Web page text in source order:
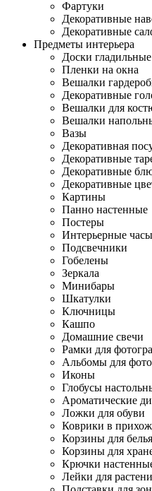
Фартуки
Декоративные
Декоративные
Предметы интерьера
Доски гладильные
Пленки на окна
Вешалки
Декоративные
Вешалки для
Вешалки
Вазы
Декоративная
Декоративные
Декоративные
Декоративные
Картины
Панно настенные
Постеры
Интерьерные часы
Подсвечники
Гобелены
Зеркала
Минибары
Шкатулки
Ключницы
Кашпо
Домашние свечи
Рамки для
Альбомы для
Иконы
Глобусы
Ароматические
Ложки для обуви
Коврики в
Корзины для белья
Корзины для
Крючки
Лейки для